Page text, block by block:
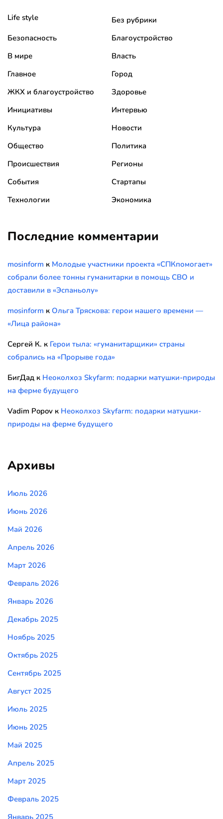
Life style
Без рубрики
Безопасность
Благоустройство
В мире
Власть
Главное
Город
ЖКХ и благоустройство
Здоровье
Инициативы
Интервью
Культура
Новости
Общество
Политика
Происшествия
Регионы
События
Стартапы
Технологии
Экономика
Последние комментарии
mosinform к Молодые участники проекта «СПКпомогает»
собрали более тонны гуманитарки в помощь СВО и
доставили в «Эспаньолу»
mosinform к Ольга Тряскова: герои нашего времени —
«Лица района»
Сергей К. к Герои тыла: «гуманитарщики» страны
собрались на «Прорыве года»
БигДад к Неоколхоз Skyfarm: подарки матушки-природы
на ферме будущего
Vadim Popov к Неоколхоз Skyfarm: подарки матушки-
природы на ферме будущего
Архивы
Июль 2026
Июнь 2026
Май 2026
Апрель 2026
Март 2026
Февраль 2026
Январь 2026
Декабрь 2025
Ноябрь 2025
Октябрь 2025
Сентябрь 2025
Август 2025
Июль 2025
Июнь 2025
Май 2025
Апрель 2025
Март 2025
Февраль 2025
Январь 2025